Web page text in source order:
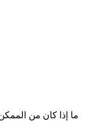
ما إذا كان من